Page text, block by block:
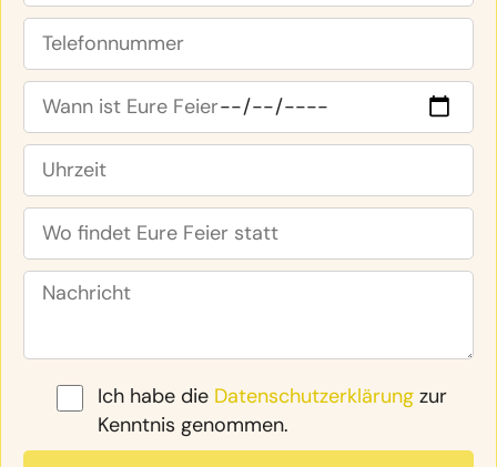
Ich habe die Datenschutzerklärung zur
Kenntnis genommen.